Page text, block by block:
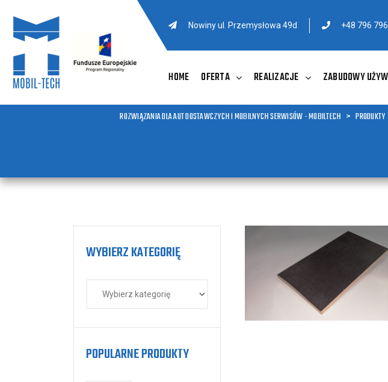
Nowiny ul. Przemysłowa 49d +48 796
HOME OFERTA REALIZACJE ZABUDOWY
ROZWIĄZANIA DLA AUT DOSTAWCZYCH I MOBILNYCH SERWISÓW - MOBILTECH > PRODUKTY
WYBIERZ KATEGORIĘ
POPULARNE PRODUKTY